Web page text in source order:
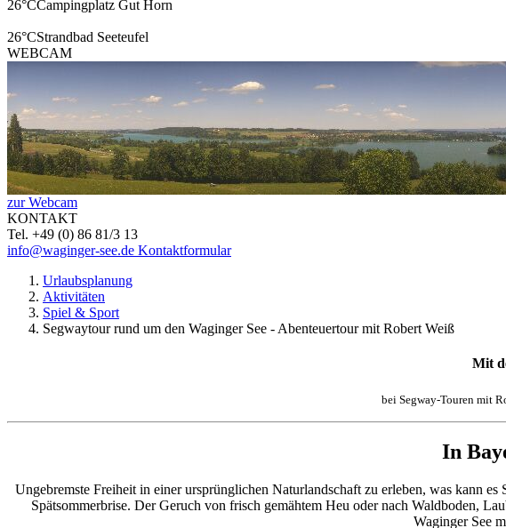
26°CCampingplatz Gut Horn
26°CStrandbad Seeteufel
WEBCAM
zur Webcam
KONTAKT
Tel. +49 (0) 86 81/3 13
info@waginger-see.de Kontaktformular
Urlaubsplanung
Aktivitäten
Spiel & Sport
Segwaytour rund um den Waginger See - Abenteuertour mit Robert Weiß
Mit
bei Segway-Touren mit
In
Ungebremste Freiheit in einer ursprünglichen Naturlandschaft zu erleben, was kann es
Spätsommerbrise. Der Geruch von frisch gemähtem Heu oder nach Waldboden,
Waginger See